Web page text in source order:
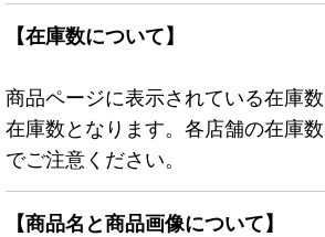
【在庫数について】
商品ページに表示されている在庫
在庫数となります。各店舗の在庫
でご注意ください。
【商品名と商品画像について】